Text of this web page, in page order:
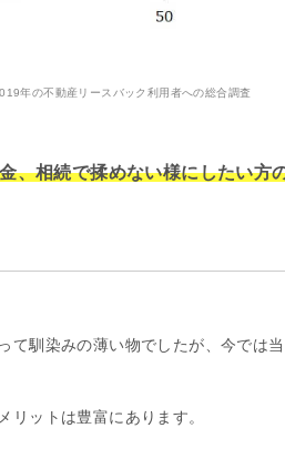
年の不動産リースバック利用者への総合調査
、相続で揉めない様にしたい方
て馴染みの薄い物でしたが、今では
リットは豊富にあります。